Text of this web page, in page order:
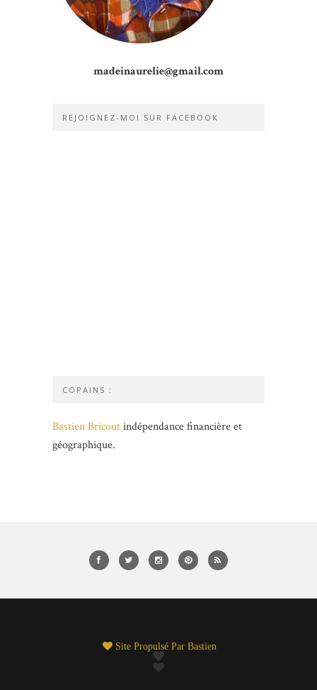
madeinaurelie@gmail.com
REJOIGNEZ-MOI SUR FACEBOOK
COPAINS :
Bastien Bricoutindépendance financière et
géographique.
Site Propulsé Par Bastien